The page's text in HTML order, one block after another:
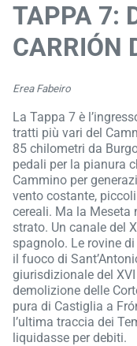
TAPPA 7:
CARRIÓN
Erea Fabeiro
La Tappa 7 è
tratti più vari del
85 chilometri da
pedali per la pianura
Cammino per
vento costante,
cereali. Ma la Meseta
strato. Un canale del
spagnolo. Le rovine
il fuoco di
giurisdizionale del
demolizione delle
pura di Castiglia a
l’ultima traccia dei
liquidasse per debiti.